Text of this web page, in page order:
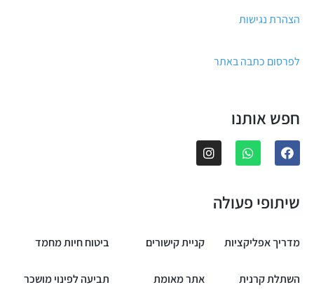
הצהרת נגישות
לפרסום כתבה באתר
חפש אותנו
שיתופי פעולה
מדריך אפליקציות קניית קישורים ביטוח חיות מחמד
השתלת קרנית אתר מאומת תביעה לפינוי מושכר